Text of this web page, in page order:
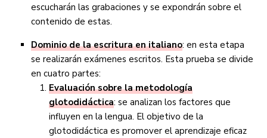
escucharán las grabaciones y se expondrán sobre el
contenido de estas.
Dominio de la escritura en italiano: en esta etapa
se realizarán exámenes escritos. Esta prueba se divide
en cuatro partes:
Evaluación sobre la metodología
glotodidáctica: se analizan los factores que
influyen en la lengua. El objetivo de la
glotodidáctica es promover el aprendizaje eficaz